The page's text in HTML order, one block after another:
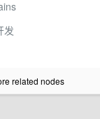
related nodes